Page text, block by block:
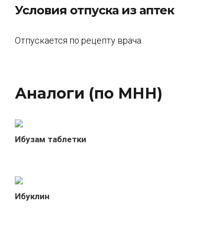
Условия отпуска из аптек
Отпускается по рецепту врача.
Аналоги (по МНН)
Ибузам таблетки
Ибуклин